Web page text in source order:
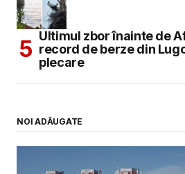
Ultimul zbor înainte de
record de berze din
plecare
NOI ADĂUGATE